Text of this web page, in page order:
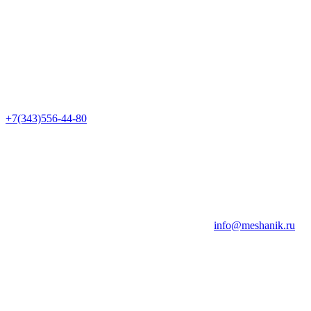
+7(343)556-44-80
info@meshanik.ru